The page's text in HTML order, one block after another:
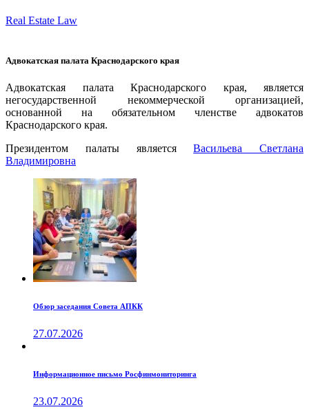
Real Estate Law
Адвокатская палата Краснодарского края
Адвокатская палата Краснодарского края, является
негосударственной некоммерческой организацией,
основанной на обязательном членстве адвокатов
Краснодарского края.
Президентом палаты являетсяВаcильева Светлана
Владимировна
Обзор заседания Совета АПКК
27.07.2026
Информационное письмо Росфинмониторинга
23.07.2026